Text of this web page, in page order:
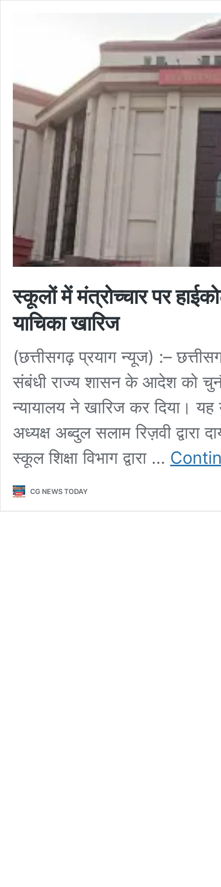
स्कूलों में मंत्रोच्चार पर
याचिका खारिज
(छत्तीसगढ़ प्रयाग न्यूज) :–
संबंधी राज्य शासन के आदेश को
न्यायालय ने खारिज कर दिया। यह
अध्यक्ष अब्दुल सलाम रिज़वी
स्कूल शिक्षा विभाग द्वारा …
CG NEWS TODAY